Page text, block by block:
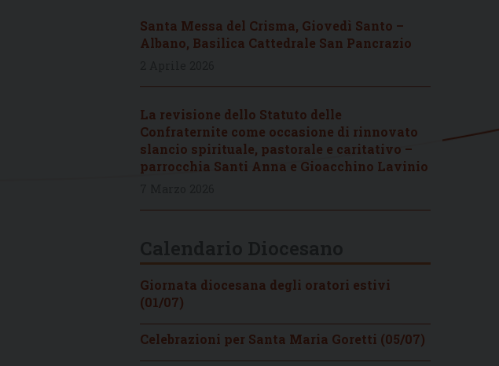
Santa Messa del Crisma, Giovedì Santo –
Albano, Basilica Cattedrale San Pancrazio
La revisione dello Statuto delle
Confraternite come occasione di rinnovato
slancio spirituale, pastorale e caritativo –
parrocchia Santi Anna e Gioacchino Lavinio
Giornata diocesana degli oratori estivi
(01/07)
Celebrazioni per Santa Maria Goretti (05/07)